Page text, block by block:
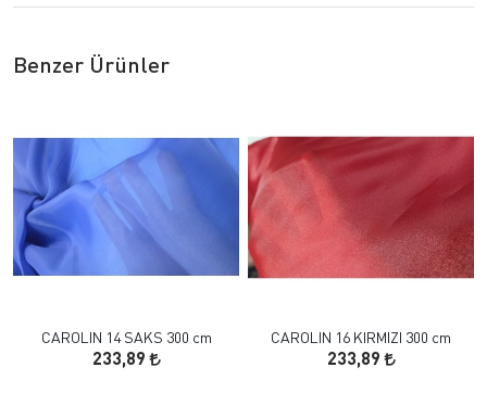
Benzer Ürünler
CAROLIN 14 SAKS 300 cm
233,89
CAROLIN 16 KIRMIZI 300 cm
233,89